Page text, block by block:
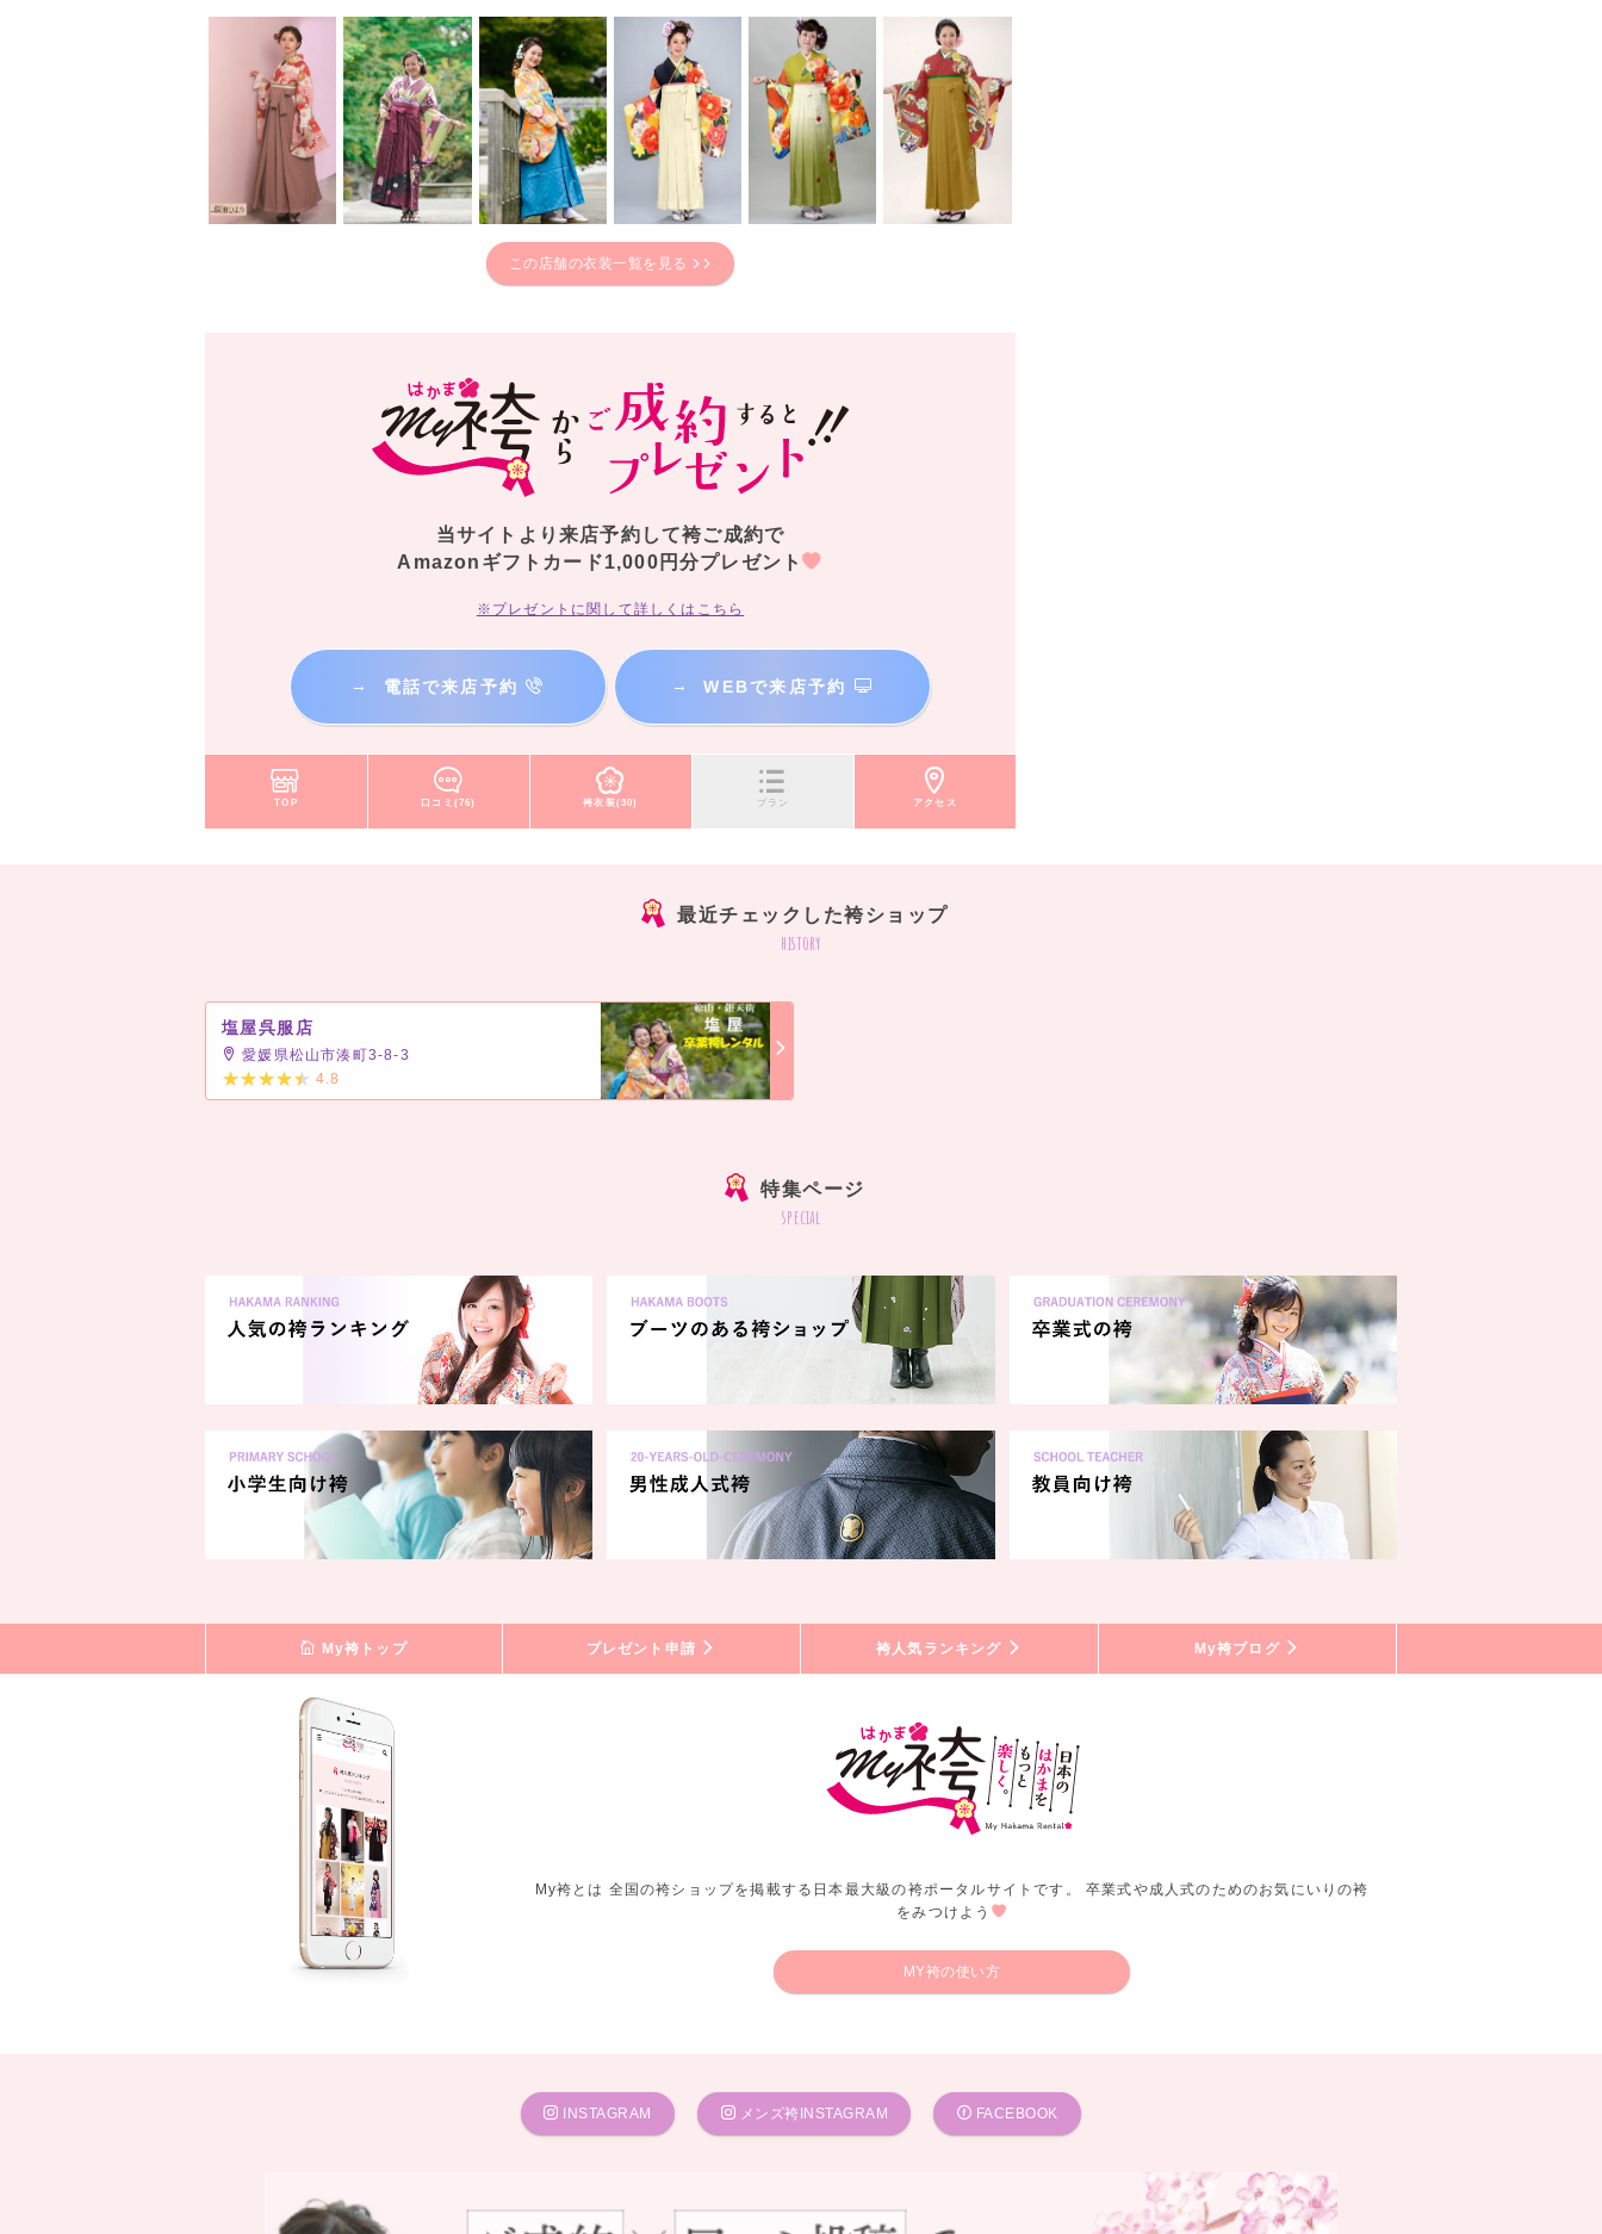
この店舗の衣装一覧を見る
当サイトより来店予約して袴ご成約で
Amazonギフトカード1,000円分プレゼント
※プレゼントに関して詳しくはこちら
→ 電話で来店予約 → WEBで来店予約
TOP 口コミ(76) 袴衣装(30) プラン アクセス
最近チェックした袴ショップ
history
塩屋呉服店
愛媛県松山市湊町3-8-3
4.8
特集ページ
special
My袴トップ プレゼント申請 袴人気ランキング My袴ブログ
My袴とは 全国の袴ショップを掲載する日本最大級の袴ポータルサイトです。 卒業式や成人式のためのお気にいりの袴
をみつけよう
MY袴の使い方
INSTAGRAM メンズ袴INSTAGRAM FACEBOOK